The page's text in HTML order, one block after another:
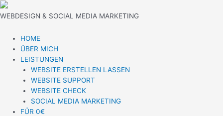
Zum
Inhalt
WEBDESIGN & SOCIAL MEDIA MARKETING
HOME
ÜBER MICH
LEISTUNGEN
WEBSITE ERSTELLEN LASSEN
WEBSITE SUPPORT
WEBSITE CHECK
SOCIAL MEDIA MARKETING
FÜR 0€